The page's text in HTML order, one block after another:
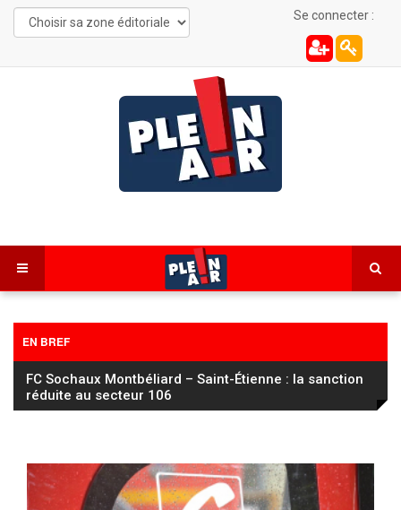
Se connecter :
EN BREF
FC Sochaux Montbéliard – Saint-Étienne : la sanction
réduite au secteur 106